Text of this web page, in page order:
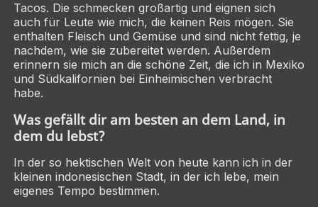
Tacos. Die schmecken großartig und eignen sich
auch für Leute wie mich, die keinen Reis mögen. Sie
enthalten Fleisch und Gemüse und sind nicht fettig, je
nachdem, wie sie zubereitet werden. Außerdem
erinnern sie mich an die schöne Zeit, die ich in Mexiko
und Südkalifornien bei Einheimischen verbracht
habe.
Was gefällt dir am besten an dem Land, in
dem du lebst?
In der so hektischen Welt von heute kann ich in der
kleinen indonesischen Stadt, in der ich lebe, mein
eigenes Tempo bestimmen.